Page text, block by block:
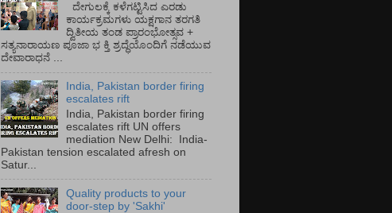
ದೇಗುಲಕ್ಕೆ ಕಳೆಗಟ್ಟಿಸಿದ ಎರಡು
ಕಾರ್ಯಕ್ರಮಗಳು ಯಕ್ಷಗಾನ ತರಗತಿ
ದ್ವಿತೀಯ ತಂಡ ಪ್ರಾರಂಭೋತ್ಸವ +
ಸತ್ಯನಾರಾಯಣ ಪೂಜಾ ಭ ಕ್ತಿ ಶ್ರದ್ಧೆಯೊಂದಿಗೆ ನಡೆಯುವ
ದೇವಾರಾಧನೆ ...
India, Pakistan border firing
escalates rift
India, Pakistan border firing
escalates rift UN offers
mediation New Delhi: India-
Pakistan tension escalated afresh on
Satur...
Quality products to your
door-step by 'Sakhi'